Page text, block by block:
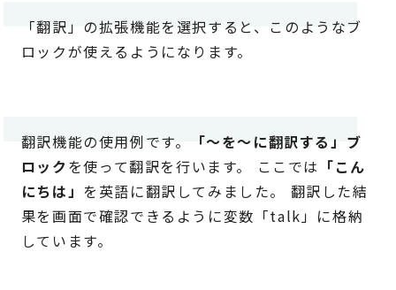
「翻訳」の拡張機能を選択すると、このようなブ
ロックが使えるようになります。
翻訳機能の使用例です。
「～を～に翻訳する」ブ
ロックを使って翻訳を行います。 ここでは 「こん
にちは」 を英語に翻訳してみました。 翻訳した結
果を画面で確認できるように変数「talk」に格納
しています。